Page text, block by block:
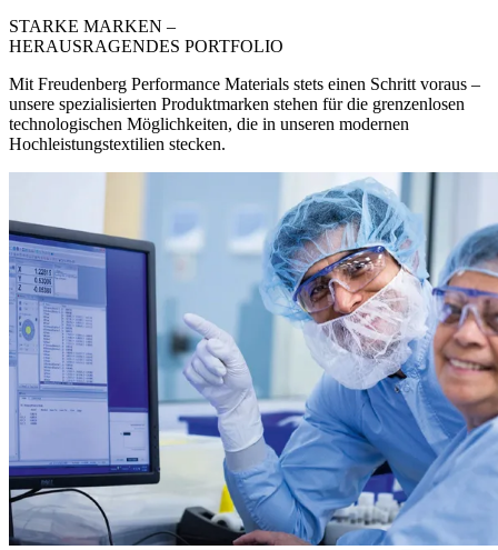
STARKE MARKEN –
HERAUSRAGENDES PORTFOLIO
Mit Freudenberg Performance Materials stets einen Schritt voraus –
unsere spezialisierten Produktmarken stehen für die grenzenlosen
technologischen Möglichkeiten, die in unseren modernen
Hochleistungstextilien stecken.